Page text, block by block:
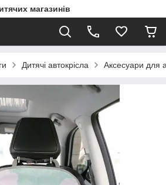
магазинів
Дитячі автокрісла Аксесуари для